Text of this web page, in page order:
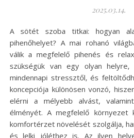
2025.03.14.
A sötét szoba titkai: hogyan alakítsunk ki tökéletes
pihenőhelyet? A mai rohanó
válik a megfelelő pihenés és
szükségük van egy olyan helyre,
mindennapi stressztől, és
koncepciója különösen vonzó,
elérni a mélyebb alvást,
élményét. A megfelelő környezet
komfortérzet növelését szolgálja,
és lelki jóléthez is. Az ilyen